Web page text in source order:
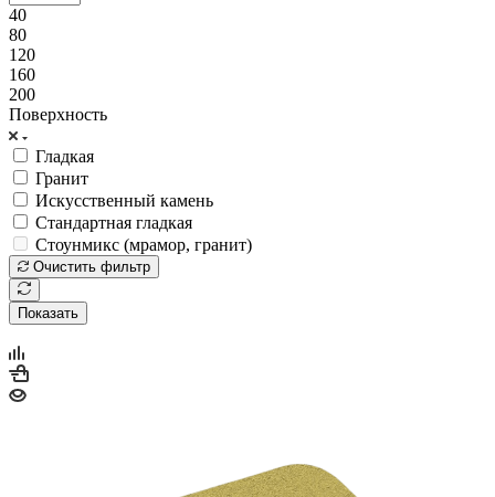
40
80
120
160
200
Поверхность
Гладкая
Гранит
Искусственный камень
Стандартная гладкая
Стоунмикс (мрамор, гранит)
Очистить фильтр
Показать